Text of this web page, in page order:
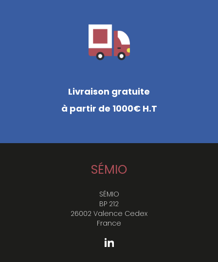
Livraison gratuite
à partir de 1000€ H.T
SÉMIO
SÉMIO
BP 212
26002 Valence Cedex
France